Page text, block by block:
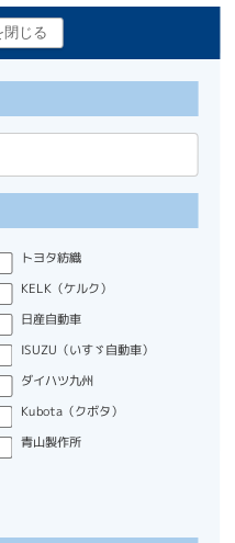
トヨタ紡織
KELK（ケルク）
日産自動車
ISUZU（いすゞ自動車）
ダイハツ九州
Kubota（クボタ）
青山製作所